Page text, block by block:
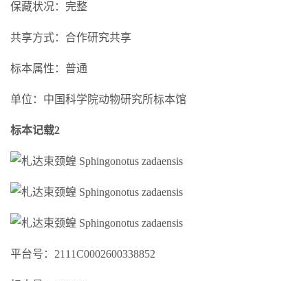
保藏状况：完整
共享方式：合作研究共享
标本属性：普通
单位：中国科学院动物研究所标本馆
标本记载2
平台号：2111C0002600338852